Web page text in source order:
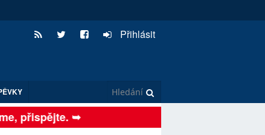
Přihlásit
přispějte. ➥